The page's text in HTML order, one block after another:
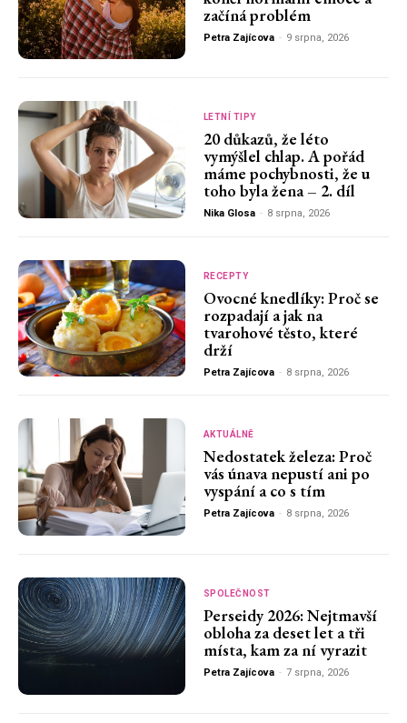
začíná problém
Petra Zajícova - 9 srpna, 2026
LETNÍ TIPY
20 důkazů, že léto
vymýšlel chlap. A pořád
máme pochybnosti, že u
toho byla žena – 2. díl
Nika Glosa - 8 srpna, 2026
RECEPTY
Ovocné knedlíky: Proč se
rozpadají a jak na
tvarohové těsto, které
drží
Petra Zajícova - 8 srpna, 2026
AKTUÁLNĚ
Nedostatek železa: Proč
vás únava nepustí ani po
vyspání a co s tím
Petra Zajícova - 8 srpna, 2026
SPOLEČNOST
Perseidy 2026: Nejtmavší
obloha za deset let a tři
místa, kam za ní vyrazit
Petra Zajícova - 7 srpna, 2026